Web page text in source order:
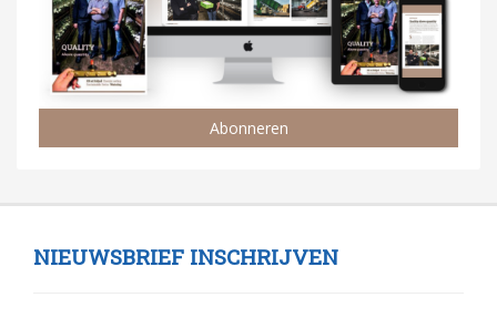
Abonneren
NIEUWSBRIEF INSCHRIJVEN